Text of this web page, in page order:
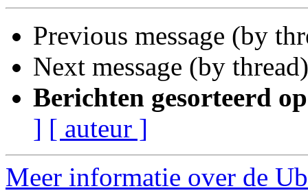
Previous message (by
Next message (by
Berichten gesorteerd
] [ auteur ]
Meer informatie over de